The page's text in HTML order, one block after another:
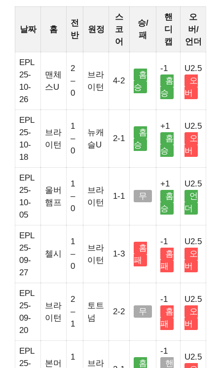
날짜 홈
전
반
원정
스
코
어
승/
패
핸
디
캡
오
버/
언더
EPL
25-
10-
26
맨체
스U
2
–
0
브라
이턴
4-2
홈
승
-1
홈
승
U2.5
오
버
EPL
25-
10-
18
브라
이턴
1
–
0
뉴캐
슬U
2-1
홈
승
+1
홈
승
U2.5
오
버
EPL
25-
10-
05
울버
햄프
1
–
0
브라
이턴
1-1 무
+1
홈
승
U2.5
언
더
EPL
25-
09-
27
첼시
1
–
0
브라
이턴
1-3
홈
패
-1
홈
패
U2.5
오
버
EPL
25-
09-
20
브라
이턴
2
–
1
토트
넘
2-2 무
-1
홈
패
U2.5
오
버
EPL
25-
본머
1
브라
홈
-1
핸
U2.5